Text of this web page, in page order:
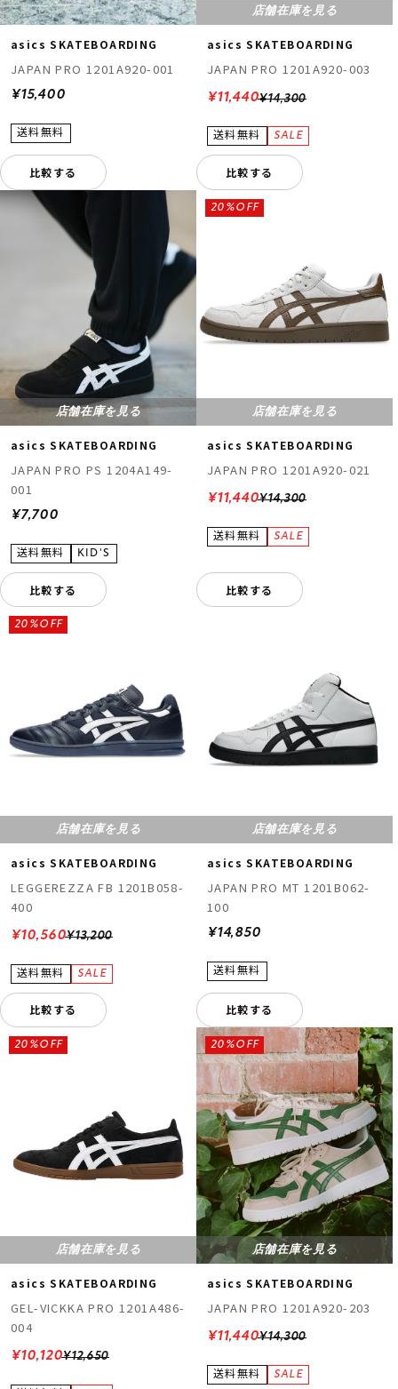
asics SKATEBOARDING
JAPAN PRO 1201A920-001
¥15,400
比較する
店舗在庫を見る
asics SKATEBOARDING
JAPAN PRO 1201A920-003
¥14,300
¥11,440
比較する
店舗在庫を見る
asics SKATEBOARDING
JAPAN PRO PS 1204A149-
001
¥7,700
比較する
店舗在庫を見る
asics SKATEBOARDING
JAPAN PRO 1201A920-021
¥14,300
20%OFF
¥11,440
比較する
店舗在庫を見る
asics SKATEBOARDING
LEGGEREZZA FB 1201B058-
400
¥13,200
20%OFF
¥10,560
比較する
店舗在庫を見る
asics SKATEBOARDING
JAPAN PRO MT 1201B062-
100
¥14,850
比較する
店舗在庫を見る
asics SKATEBOARDING
GEL-VICKKA PRO 1201A486-
004
¥12,650
20%OFF
¥10,120
店舗在庫を見る
asics SKATEBOARDING
JAPAN PRO 1201A920-203
¥14,300
20%OFF
¥11,440